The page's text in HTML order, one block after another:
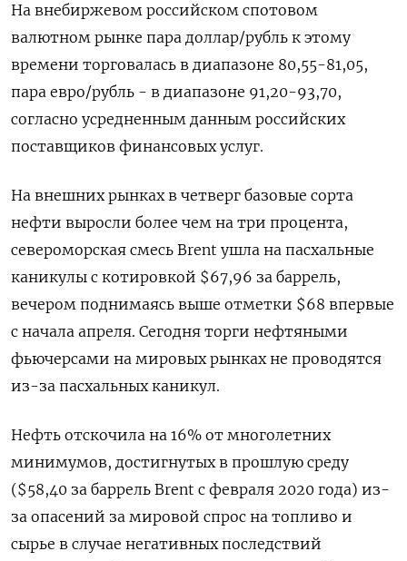
На внебиржевом российском спотовом
валютном рынке пара доллар/рубль к этому
времени торговалась в диапазоне 80,55-81,05,
пара евро/рубль - в диапазоне 91,20-93,70,
согласно усредненным данным российских
поставщиков финансовых услуг.
На внешних рынках в четверг базовые сорта
нефти выросли более чем на три процента,
североморская смесь Brent ушла на пасхальные
каникулы с котировкой $67,96 за баррель,
вечером поднимаясь выше отметки $68 впервые
с начала апреля. Сегодня торги нефтяными
фьючерсами на мировых рынках не проводятся
из-за пасхальных каникул.
Нефть отскочила на 16% от многолетних
минимумов, достигнутых в прошлую среду
($58,40 за баррель Brent с февраля 2020 года) из-
за опасений за мировой спрос на топливо и
сырье в случае негативных последствий